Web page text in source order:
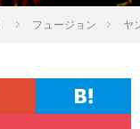
フュージョン ヤ